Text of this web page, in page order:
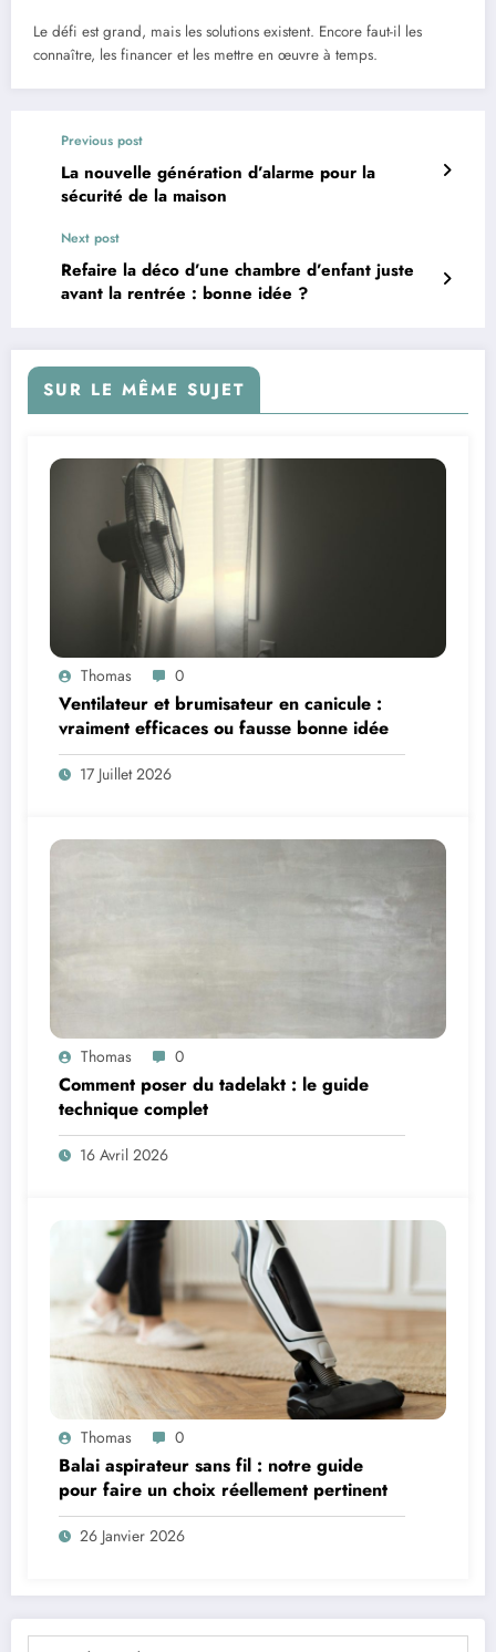
Le défi est grand, mais les solutions existent. Encore faut-il les
connaître, les financer et les mettre en œuvre à temps.
Previous post
La nouvelle génération d’alarme pour la
sécurité de la maison
Next post
Refaire la déco d’une chambre d’enfant juste
avant la rentrée : bonne idée ?
SUR LE MÊME SUJET
Thomas 0
Ventilateur et brumisateur en canicule :
vraiment efficaces ou fausse bonne idée
17 Juillet 2026
Thomas 0
Comment poser du tadelakt : le guide
technique complet
16 Avril 2026
Thomas 0
Balai aspirateur sans fil : notre guide
pour faire un choix réellement pertinent
26 Janvier 2026